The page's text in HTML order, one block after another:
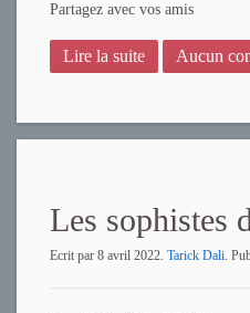
Partagez avec vos amis
Lire la suite Aucun
Les sophistes
Ecrit par 8 avril 2022. Tarick Dali.